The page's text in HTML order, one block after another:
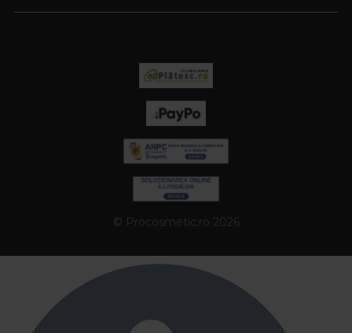
© Procosmetic.ro 2026